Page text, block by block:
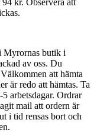
kr. Observera att
Myrornas butik i
av oss. Du
att hämta
är redo att hämtas. Ta
arbetsdagar. Ordrar
mail att ordern är
i tid rensas bort och